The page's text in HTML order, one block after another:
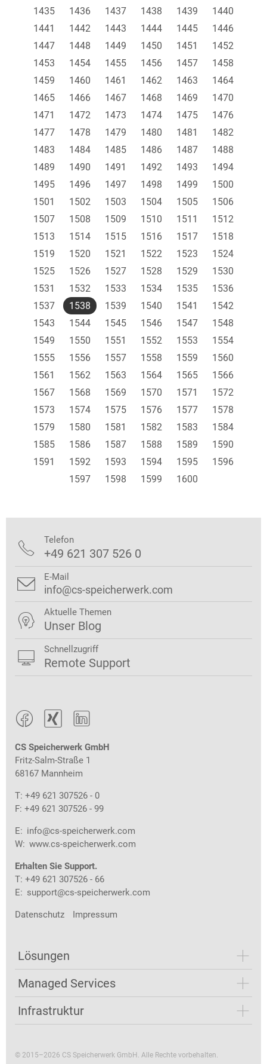
1435
1436 1437 1438 1439
1440
1441
1442 1443 1444 1445
1446
1447
1448 1449 1450 1451
1452
1453
1454 1455 1456 1457
1458
1459
1460 1461 1462 1463
1464
1465
1466 1467 1468 1469
1470
1471
1472 1473 1474 1475
1476
1477
1478 1479 1480 1481
1482
1483
1484 1485 1486 1487
1488
1489
1490 1491 1492 1493
1494
1495
1496 1497 1498 1499
1500
1501
1502 1503 1504 1505
1506
1507
1508 1509 1510 1511
1512
1513
1514 1515 1516 1517
1518
1519
1520 1521 1522 1523
1524
1525
1526 1527 1528 1529
1530
1531
1532 1533 1534 1535
1536
1537
1538 1539 1540 1541
1542
1543
1544 1545 1546 1547
1548
1549
1550 1551 1552 1553
1554
1555
1556 1557 1558 1559
1560
1561
1562 1563 1564 1565
1566
1567
1568 1569 1570 1571
1572
1573
1574 1575 1576 1577
1578
1579
1580 1581 1582 1583
1584
1585
1586 1587 1588 1589
1590
1591
1592 1593 1594 1595
1596
1597
1598 1599 1600
  
CS Speicherwerk GmbH
Fritz-Salm-Straße 1
68167 Mannheim
T: +49 621 307526 - 0
F: +49 621 307526 - 99
E: info@cs-speicherwerk.com
W: www.cs-speicherwerk.com
Erhalten Sie Support.
T: +49 621 307526 - 66
E: support@cs-speicherwerk.com
Datenschutz Impressum
Lösungen
Managed Services
Infrastruktur
 Telefon
+49 621 307 526 0
 E-Mail
info@cs-speicherwerk.com
 Aktuelle Themen
Unser Blog
 Schnellzugriff
Remote Support
© 2015–2026 CS Speicherwerk GmbH. Alle Rechte vorbehalten.